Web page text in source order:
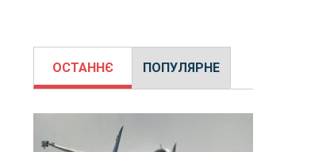
ОСТАННЄ ПОПУЛЯРНЕ